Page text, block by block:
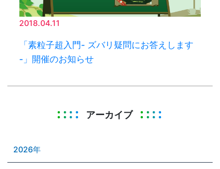
2018.04.11
「素粒子超入門- ズバリ疑問にお答えします
-」開催のお知らせ
アーカイブ
2026年